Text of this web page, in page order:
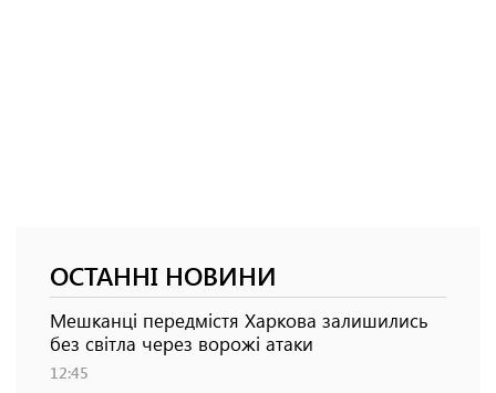
ОСТАННІ НОВИНИ
Мешканці передмістя Харкова залишились
без світла через ворожі атаки
12:45